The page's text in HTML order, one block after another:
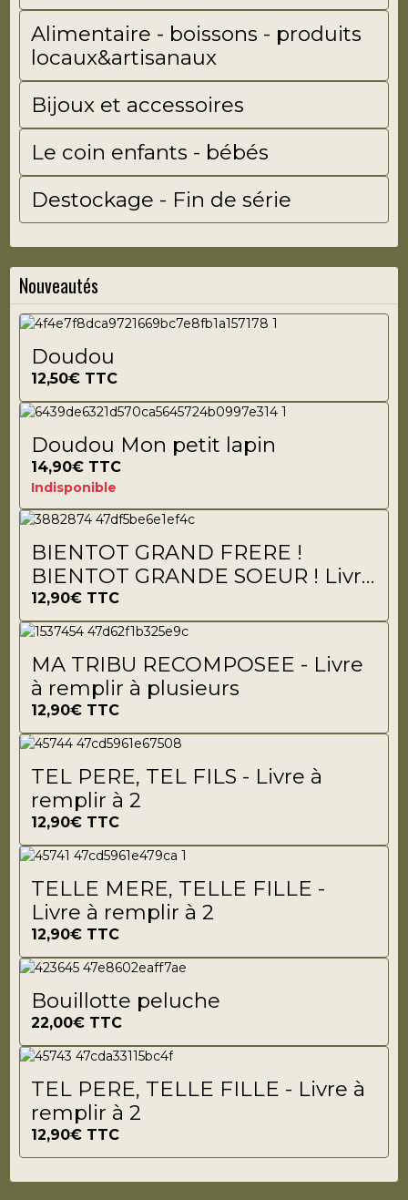
Alimentaire - boissons - produits
locaux&artisanaux
Bijoux et accessoires
Le coin enfants - bébés
Destockage - Fin de série
Nouveautés
Doudou
12,50€ TTC
Doudou Mon petit lapin
14,90€ TTC
Indisponible
BIENTOT GRAND FRERE !
BIENTOT GRANDE SOEUR ! Livre
à remplir
12,90€ TTC
MA TRIBU RECOMPOSEE - Livre
à remplir à plusieurs
12,90€ TTC
TEL PERE, TEL FILS - Livre à
remplir à 2
12,90€ TTC
TELLE MERE, TELLE FILLE -
Livre à remplir à 2
12,90€ TTC
Bouillotte peluche
22,00€ TTC
TEL PERE, TELLE FILLE - Livre à
remplir à 2
12,90€ TTC